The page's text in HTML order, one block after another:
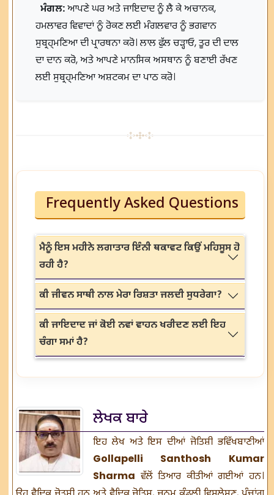
ਮੰਗਲ:ਆਪਣੇ ਘਰ ਅਤੇ ਜਾਇਦਾਦ ਨੂੰ ਲੈ ਕੇ ਅਚਾਨਕ,
ਹਮਲਾਵਰ ਵਿਵਾਦਾਂ ਨੂੰ ਰੋਕਣ ਲਈ ਮੰਗਲਵਾਰ ਨੂੰ ਭਗਵਾਨ
ਸੁਬ੍ਰਹ੍ਮਣਿਆ ਦੀ ਪ੍ਰਾਰਥਨਾ ਕਰੋ। ਲਾਲ ਫੁੱਲ ਚੜ੍ਹਾਓ, ਤੂਰ ਦੀ ਦਾਲ
ਦਾ ਦਾਨ ਕਰੋ, ਅਤੇ ਆਪਣੇ ਮਾਨਸਿਕ ਅਸਥਾਨ ਨੂੰ ਬਣਾਈ ਰੱਖਣ
ਲਈ ਸੁਬ੍ਰਹ੍ਮਣਿਆ ਅਸ਼ਟਕਮ ਦਾ ਪਾਠ ਕਰੋ।
Frequently Asked Questions
ਮੈਨੂੰ ਇਸ ਮਹੀਨੇ ਲਗਾਤਾਰ ਇੰਨੀ ਥਕਾਵਟ ਕਿਉਂ ਮਹਿਸੂਸ ਹੋ
ਰਹੀ ਹੈ?
ਕੀ ਜੀਵਨ ਸਾਥੀ ਨਾਲ ਮੇਰਾ ਰਿਸ਼ਤਾ ਜਲਦੀ ਸੁਧਰੇਗਾ?
ਕੀ ਜਾਇਦਾਦ ਜਾਂ ਕੋਈ ਨਵਾਂ ਵਾਹਨ ਖਰੀਦਣ ਲਈ ਇਹ
ਚੰਗਾ ਸਮਾਂ ਹੈ?
ਲੇਖਕ ਬਾਰੇ
ਇਹ ਲੇਖ ਅਤੇ ਇਸ ਦੀਆਂ ਜੋਤਿਸ਼ੀ ਭਵਿੱਖਬਾਣੀਆਂ
Gollapelli Santhosh Kumar
Sharma ਵੱਲੋਂ ਤਿਆਰ ਕੀਤੀਆਂ ਗਈਆਂ ਹਨ।